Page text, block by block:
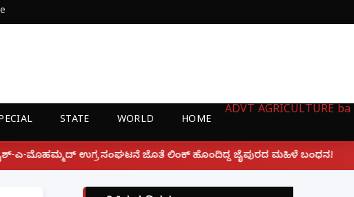
STATE WORLD HOME
ADVT AGRICULTURE ba
ಜೊತೆ ಲಿಂಕ್ ಹೊಂದಿದ್ದ ಜೈಪುರದ ಮಹಿಳೆ ಬಂಧನ! | ಲಕ್ನೋ